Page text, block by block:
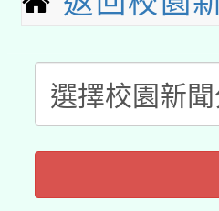
動」
開 智慧啟
招甄選結
招)
本館辦理
暨閱讀推
礎課程
A3數位素